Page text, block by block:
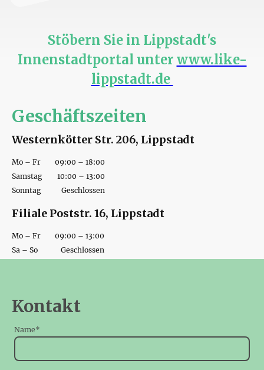
Stöbern Sie in Lippstadt's
Innenstadtportal unter www.like-
lippstadt.de
Geschäftszeiten
Westernkötter Str. 206, Lippstadt
Mo – Fr
09:00 – 18:00
Samstag
10:00 – 13:00
Sonntag
Geschlossen
Filiale Poststr. 16, Lippstadt
Mo – Fr
09:00 – 13:00
Sa – So
Geschlossen
Kontakt
Name*